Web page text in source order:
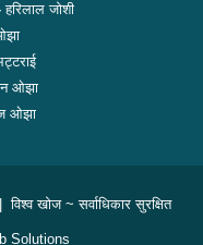
हरिलाल जोशी
ओझा
ओझा
|विश्व खोज~ सर्वाधिकार सुरक्षित
Solutions